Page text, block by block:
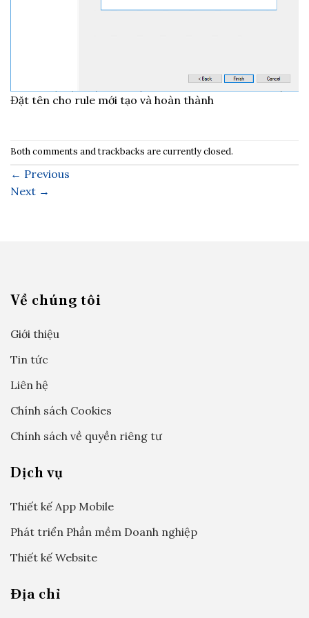
Đặt tên cho rule mới tạo và hoàn thành
Both comments and trackbacks are currently closed.
← Previous
Next →
Về chúng tôi
Giới thiệu
Tin tức
Liên hệ
Chính sách Cookies
Chính sách về quyền riêng tư
Dịch vụ
Thiết kế App Mobile
Phát triển Phần mềm Doanh nghiệp
Thiết kế Website
Địa chỉ